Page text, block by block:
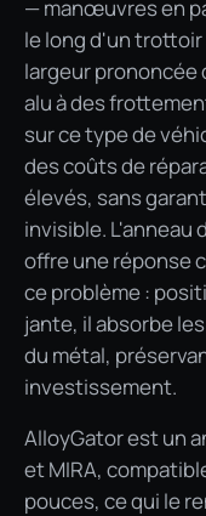
— manœuvres en
le long d'un
largeur prononcée
alu à des
sur ce type de
des coûts de
élevés, sans
invisible. L'anneau
offre une réponse
ce problème :
jante, il absorbe
du métal,
investissement.
AlloyGator est un
et MIRA,
pouces, ce qui le